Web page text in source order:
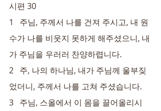
시편 30
1   주님, 주께서 나를 건져 주시고, 내 원
수가 나를 비웃지 못하게 해주셨으니, 내
가 주님을 우러러 찬양하렵니다.
2   주, 나의 하나님, 내가 주님께 울부짖
었더니, 주께서 나를 고쳐 주셨습니다.
3   주님, 스올에서 이 몸을 끌어올리시